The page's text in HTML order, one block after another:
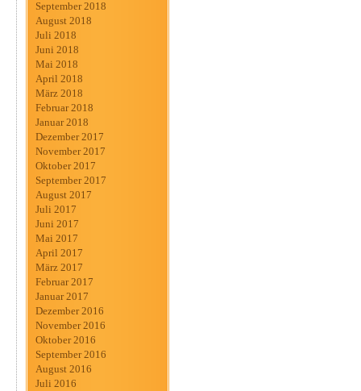
September 2018
August 2018
Juli 2018
Juni 2018
Mai 2018
April 2018
März 2018
Februar 2018
Januar 2018
Dezember 2017
November 2017
Oktober 2017
September 2017
August 2017
Juli 2017
Juni 2017
Mai 2017
April 2017
März 2017
Februar 2017
Januar 2017
Dezember 2016
November 2016
Oktober 2016
September 2016
August 2016
Juli 2016